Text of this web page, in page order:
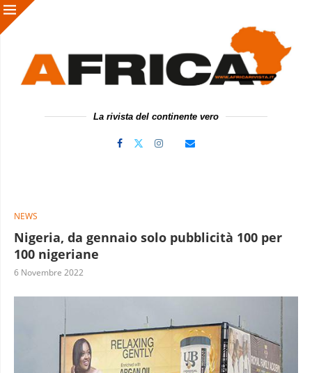
La rivista del continente vero
NEWS
Nigeria, da gennaio solo pubblicità 100 per
100 nigeriane
6 Novembre 2022